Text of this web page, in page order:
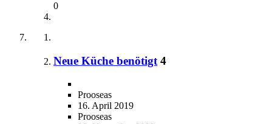
0
Neue Küche benötigt 4
Prooseas
16. April 2019
Prooseas